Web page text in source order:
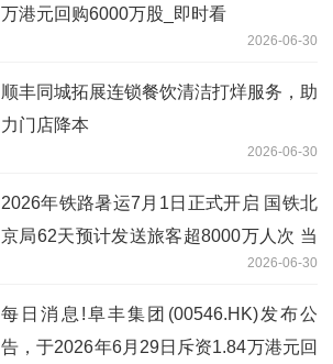
万港元回购6000万股_即时看
2026-06-30
顺丰同城拓展连锁餐饮清洁打烊服务，助
力门店降本
2026-06-30
2026年铁路暑运7月1日正式开启 国铁北
京局62天预计发送旅客超8000万人次 当
2026-06-30
每日消息!阜丰集团(00546.HK)发布公
告，于2026年6月29日斥资1.84万港元回